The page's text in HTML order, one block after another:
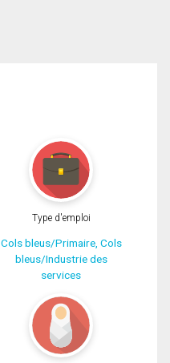
Type d'emploi
Cols bleus/Primaire, Cols
bleus/Industrie des
services